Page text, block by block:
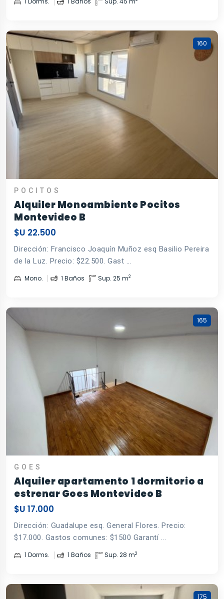
160
POCITOS
Alquiler Monoambiente Pocitos
Montevideo B
$U 22.500
Dirección: Francisco Joaquín Muñoz esq Basilio Pereira
de la Luz. Precio: $22.500. Gast ...
Mono. 1 Baños Sup. 25 m2
165
GOES
Alquiler apartamento 1 dormitorio a
estrenar Goes Montevideo B
$U 17.000
Dirección: Guadalupe esq. General Flores. Precio:
$17.000. Gastos comunes: $1500 Garantí ...
1 Dorms. 1 Baños Sup. 28 m2
175